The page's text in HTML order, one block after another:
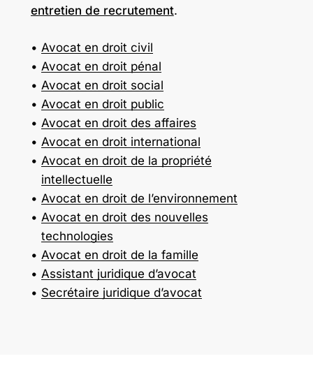
entretien de recrutement.
Avocat en droit civil
Avocat en droit pénal
Avocat en droit social
Avocat en droit public
Avocat en droit des affaires
Avocat en droit international
Avocat en droit de la propriété
intellectuelle
Avocat en droit de l’environnement
Avocat en droit des nouvelles
technologies
Avocat en droit de la famille
Assistant juridique d’avocat
Secrétaire juridique d’avocat